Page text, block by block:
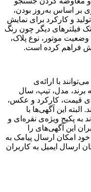
بر اساس به‌روز بودن،
و کارکرد برای نمایش
فیلترهای دیگر چون رنگ
موتور، نوع پلاک،
فراهم کرده است.
با ارائه‌ی
مدل، تیپ، سال
قیمت، کارکرد و عکس،
این آگهی‌ها با
می‌تواند به پکیج ویژه‌ی نقره‌ای و
این آگهی‌های را
خود امکان ارسال پیامک به
ارسال ایمیل به کاربران